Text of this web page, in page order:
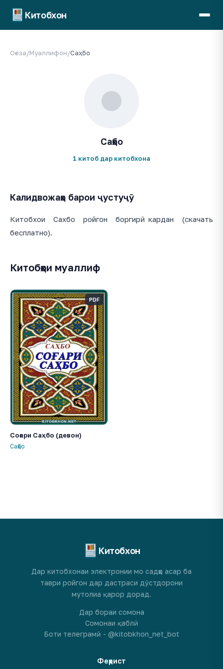
Китобхон
Оғоза/Муаллифон/Саҳбо
Саҳбо
1 китоб дар китобхона
Калидвожаҳо барои ҷустуҷӯ
Китобхои Сахбо ройгон боргирӣ кардан (скачать
бесплатно).
Китобҳои муаллиф
PDF
Соғари Саҳбо (девон)
Саҳбо
Китобхон
Дар китобхонаи электронии мо садҳо асар ба
таври ройгон дар дастраси дӯстдорони
мутолиа қарор дорад.
Дар бораи сомона
Сомонаи қаблӣ
Боти телеграмӣ - @kitobkhon_net_bot
Феҳрист